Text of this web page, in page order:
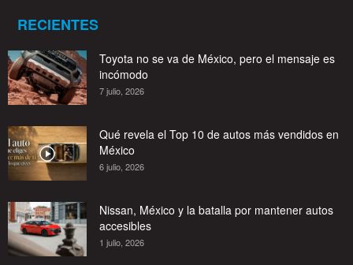
RECIENTES
Toyota no se va de México, pero el mensaje es
incómodo
7 julio, 2026
Qué revela el Top 10 de autos más vendidos en
México
6 julio, 2026
Nissan, México y la batalla por mantener autos
accesibles
1 julio, 2026